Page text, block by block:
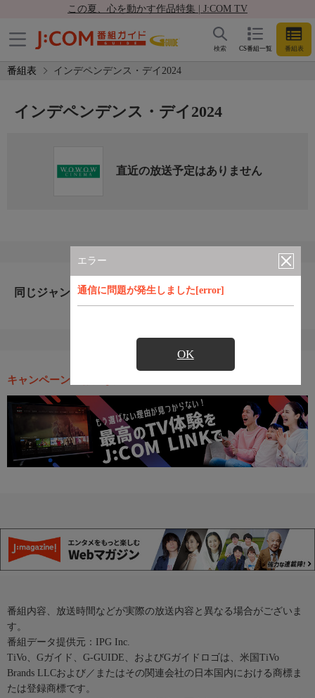
この夏、心を動かす作品特集 | J:COM TV
CS番組一覧 番組表
検索
番組表 インデペンデンス・デイ2024
エラー
通信に問題が発生しました[error]
OK
インデペンデンス・デイ2024
直近の放送予定はありません
同じジャンルのおすすめ番組
キャンペーン・お得な情報
番組内容、放送時間などが実際の放送内容と異なる場合がございま
す。
番組データ提供元：IPG Inc.
TiVo、Gガイド、G-GUIDE、およびGガイドロゴは、米国TiVo
Brands LLCおよび／またはその関連会社の日本国内における商標ま
たは登録商標です。